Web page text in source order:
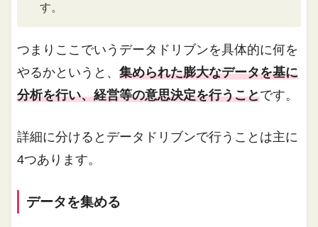
す。
つまりここでいうデータドリブンを具体的に何を
やるかというと、集められた膨大なデータを基に
分析を行い、経営等の意思決定を行うことです。
詳細に分けるとデータドリブンで行うことは主に
4つあります。
データを集める